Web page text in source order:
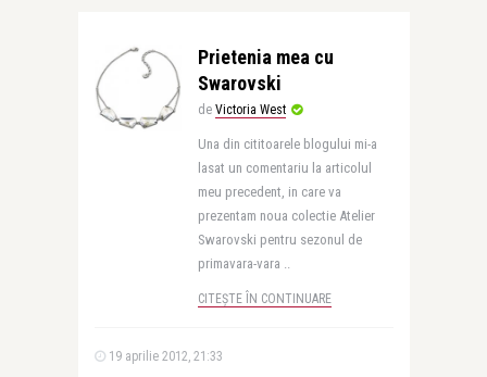
Prietenia mea cu
Swarovski
de Victoria West
Una din cititoarele blogului mi-a
lasat un comentariu la articolul
meu precedent, in care va
prezentam noua colectie Atelier
Swarovski pentru sezonul de
primavara-vara ..
CITEȘTE ÎN CONTINUARE
19 aprilie 2012, 21:33